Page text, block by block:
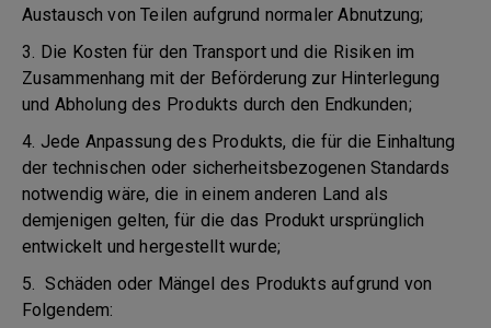
Austausch von Teilen aufgrund normaler Abnutzung;
3. Die Kosten für den Transport und die Risiken im
Zusammenhang mit der Beförderung zur Hinterlegung
und Abholung des Produkts durch den Endkunden;
4. Jede Anpassung des Produkts, die für die Einhaltung
der technischen oder sicherheitsbezogenen Standards
notwendig wäre, die in einem anderen Land als
demjenigen gelten, für die das Produkt ursprünglich
entwickelt und hergestellt wurde;
5. Schäden oder Mängel des Produkts aufgrund von
Folgendem: